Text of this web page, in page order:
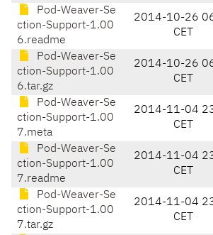
Pod-Weaver-Se
ction-Support-1.00
6.readme
2014-10-26
CET
Pod-Weaver-Se
ction-Support-1.00
6.tar.gz
2014-10-26
CET
Pod-Weaver-Se
ction-Support-1.00
7.meta
2014-11-04
CET
Pod-Weaver-Se
ction-Support-1.00
7.readme
2014-11-04
CET
Pod-Weaver-Se
ction-Support-1.00
7.tar.gz
2014-11-04
CET